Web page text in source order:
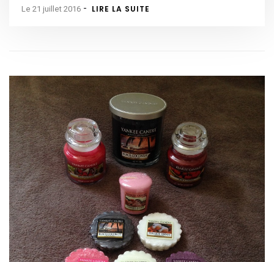
Le 21 juillet 2016 - LIRE LA SUITE